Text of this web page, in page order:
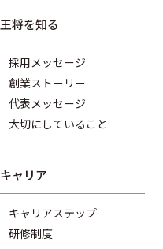
王将を知る
採用メッセージ
創業ストーリー
代表メッセージ
大切にしていること
キャリア
キャリアステップ
研修制度